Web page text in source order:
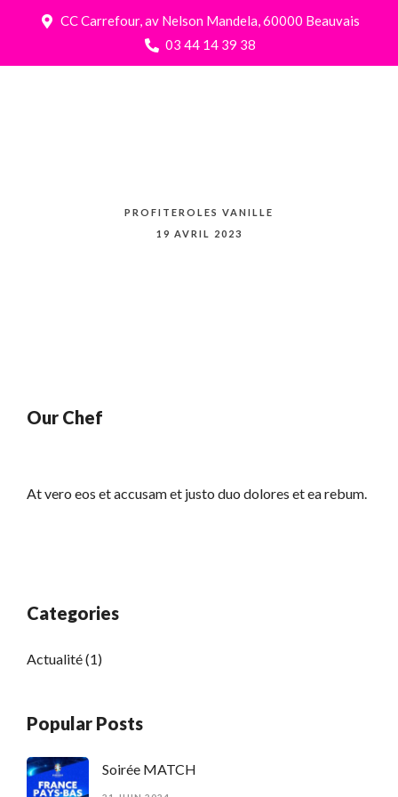
CC Carrefour, av Nelson Mandela, 60000 Beauvais
03 44 14 39 38
PROFITEROLES VANILLE
19 AVRIL 2023
Our Chef
At vero eos et accusam et justo duo dolores et ea rebum.
Categories
Actualité(1)
Popular Posts
Soirée MATCH